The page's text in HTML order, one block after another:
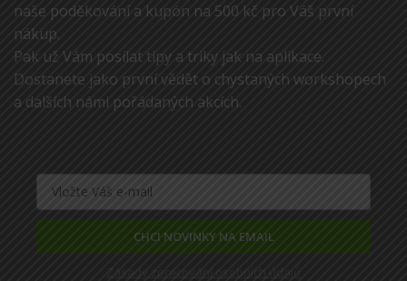
naše poděkování a kupón na 500 kč pro Váš první
nákup.
Pak už Vám posílat tipy a triky jak na aplikace.
Dostanete jako první vědět o chystaných workshopech
a dalších námi pořádaných akcích.
CHCI NOVINKY NA EMAIL
Zásady zpracování osobních údajů